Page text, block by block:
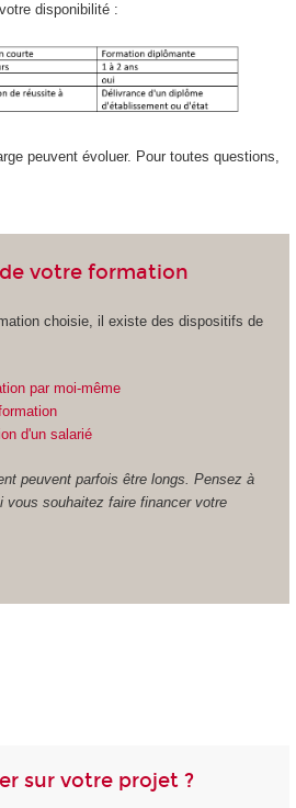
disponibilité :
peuvent évoluer. Pour toutes questions,
votre formation
choisie, il existe des dispositifs de
par moi-même
d'un salarié
peuvent parfois être longs. Pensez à
vous souhaitez faire financer votre
sur votre projet ?